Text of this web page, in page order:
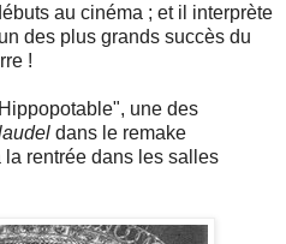
au cinéma ; et il interprète
des plus grands succès du
!
une des
dans le remake
rentrée dans les salles